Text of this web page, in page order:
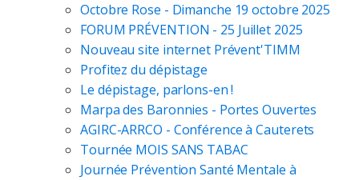
Octobre Rose - Dimanche 19 octobre 2025
FORUM PRÉVENTION - 25 Juillet 2025
Nouveau site internet Prévent'TIMM
Profitez du dépistage
Le dépistage, parlons-en !
Marpa des Baronnies - Portes Ouvertes
AGIRC-ARRCO - Conférence à Cauterets
Tournée MOIS SANS TABAC
Journée Prévention Santé Mentale à